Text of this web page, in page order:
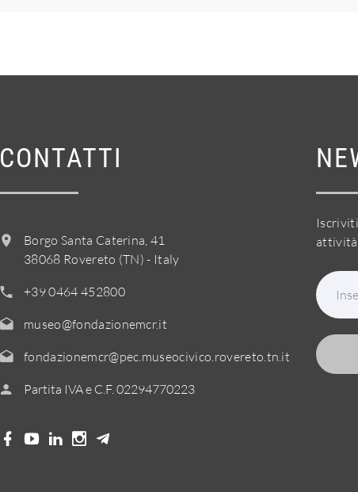
CONTATTI
Borgo Santa Caterina, 41
38068 Rovereto (TN) - Italy
+39 0464 452800
museo@fondazionemcr.it
fondazionemcr@pec.museocivico.rovereto.tn.it
Partita IVA e C.F. 02294770223
attività